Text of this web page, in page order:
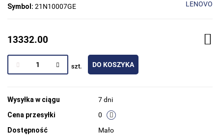
Symbol: 21N10007GE LENOVO
13332.00
szt. DO KOSZYKA
Wysyłka w ciągu
7 dni
Cena przesyłki
0
Dostępność
Mało